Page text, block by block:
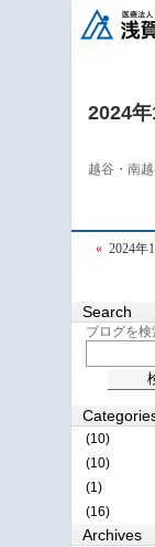
2024
越谷・南
« 2024年
Search
ブログを検
(10)
(10)
(1)
(16)
Archives